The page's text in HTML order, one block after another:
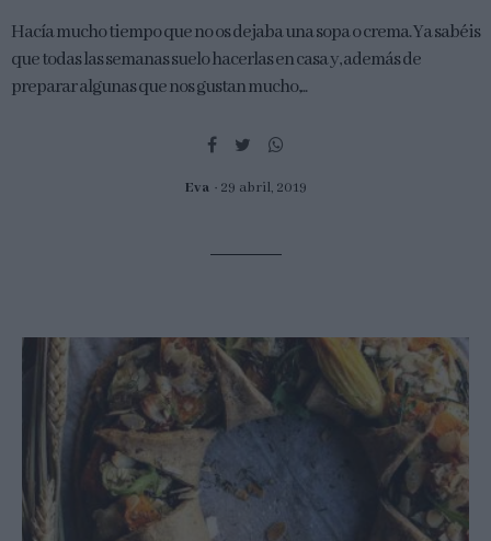
Hacía mucho tiempo que no os dejaba una sopa o crema. Ya sabéis
que todas las semanas suelo hacerlas en casa y, además de
preparar algunas que nos gustan mucho,...
Eva 29 abril, 2019